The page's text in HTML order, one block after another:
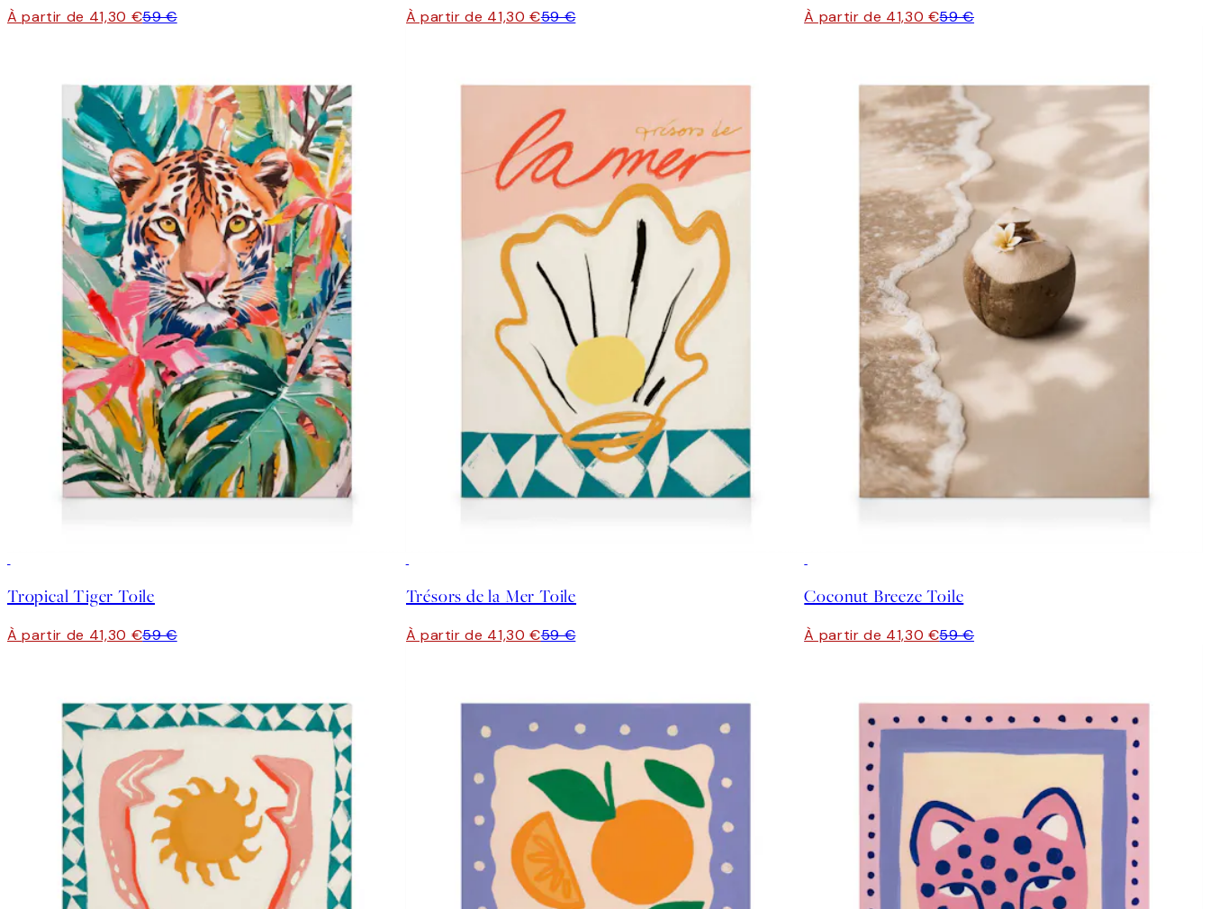
À partir de 41,30 €59 € À partir de 41,30 €59 € À partir de 41,30 €59 €
Tropical Tiger Toile
À partir de 41,30 €59 €
Trésors de la Mer Toile
À partir de 41,30 €59 €
Coconut Breeze Toile
À partir de 41,30 €59 €